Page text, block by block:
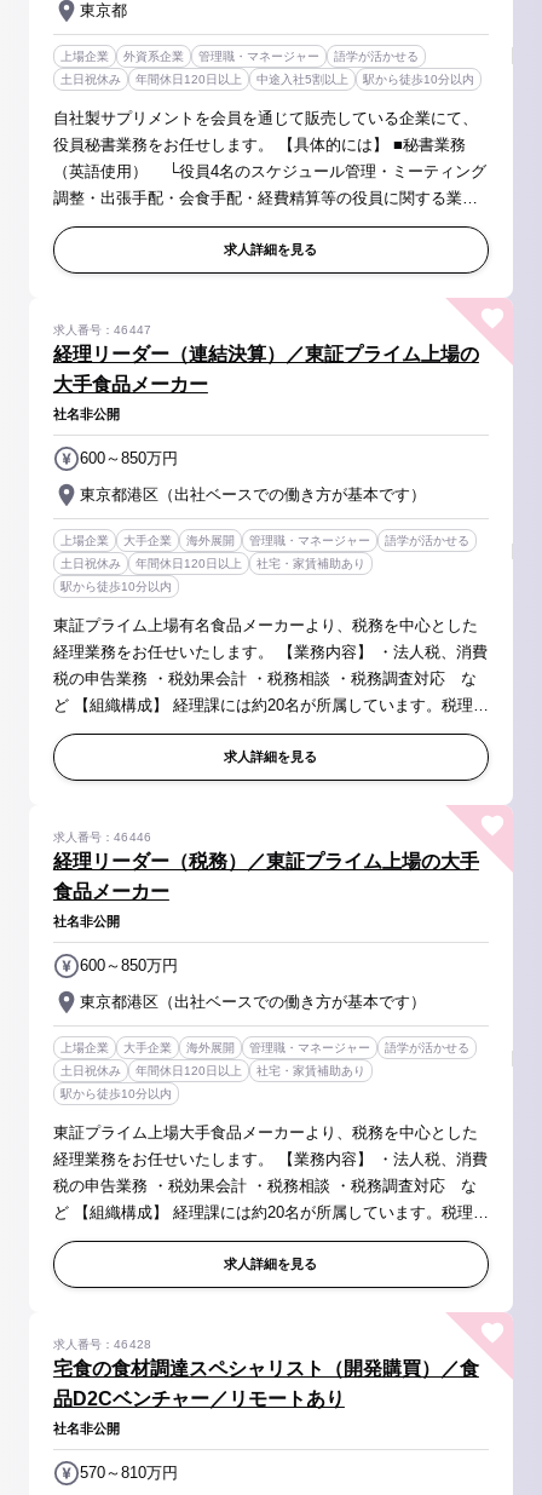
東京都
上場企業 外資系企業 管理職・マネージャー
語学が活かせる
土日祝休み
年間休日120日以上 中途入社5割以上 駅から徒歩10分以内
自社製サプリメントを会員を通じて販売している企業にて、
役員秘書業務をお任せします。 【具体的には】 ■秘書業務
（英語使用） └役員4名のスケジュール管理・ミーティング
調整・出張手配・会食手配・経費精算等の役員に関する業務
全般 ■ミーティング議事録の作成 ■レター、プレゼンテーシ
ョンマテリアル等の作...求人詳細を見る
経理リーダー（連結決算）／東証プライム上場の
大手食品メーカー
求人番号：46447
社名非公開
東京都港区（出社ベースでの働き方が基本です）
600～850万円
上場企業 大手企業 海外展開 管理職・マネージャー
語学が活かせる
土日祝休み
年間休日120日以上
社宅・家賃補助あり
駅から徒歩10分以内
東証プライム上場有名食品メーカーより、税務を中心とした
経理業務をお任せいたします。 【業務内容】 ・法人税、消費
税の申告業務 ・税効果会計 ・税務相談 ・税務調査対応 な
ど 【組織構成】 経理課には約20名が所属しています。税理、
連結、単体の３チーム体制に分かれており、それぞれ６名前
後のチーム...
求人詳細を見る
経理リーダー（税務）／東証プライム上場の大手
食品メーカー
求人番号：46446
社名非公開
東京都港区（出社ベースでの働き方が基本です）
600～850万円
上場企業 大手企業 海外展開 管理職・マネージャー
語学が活かせる
土日祝休み
年間休日120日以上
社宅・家賃補助あり
駅から徒歩10分以内
東証プライム上場大手食品メーカーより、税務を中心とした
経理業務をお任せいたします。 【業務内容】 ・法人税、消費
税の申告業務 ・税効果会計 ・税務相談 ・税務調査対応 な
ど 【組織構成】 経理課には約20名が所属しています。税理、
連結、単体の３チーム体制に分かれており、それぞれ６名前
後のチーム...
求人詳細を見る
宅食の食材調達スペシャリスト（開発購買）／食
品D2Cベンチャー／リモートあり
求人番号：46428
社名非公開
570～810万円